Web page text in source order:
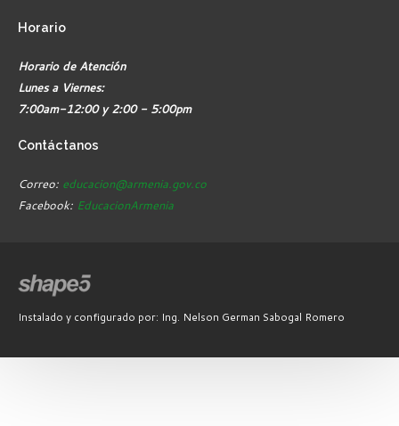
Horario
Horario de Atención
Lunes a Viernes:
7:00am-12:00 y 2:00 - 5:00pm
Contáctanos
Correo: educacion@armenia.gov.co
Facebook: EducacionArmenia
Instalado y configurado por: Ing. Nelson German Sabogal Romero